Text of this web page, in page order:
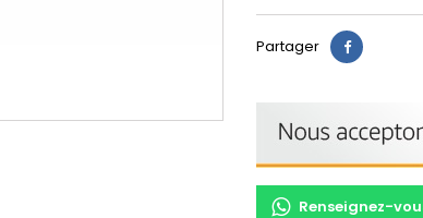
Partager
Renseignez-